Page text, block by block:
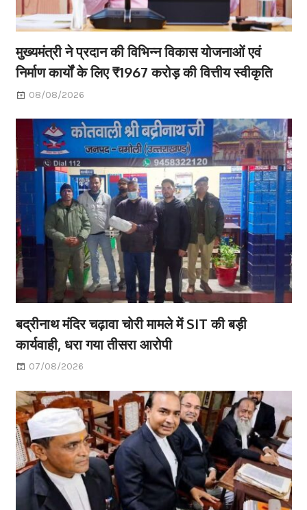
मुख्यमंत्री ने प्रदान की विभिन्न विकास योजनाओं एवं
निर्माण कार्यों के लिए ₹1967 करोड़ की वित्तीय स्वीकृति
08/08/2026
बद्रीनाथ मंदिर चढ़ावा चोरी मामले में SIT की बड़ी
कार्यवाही, धरा गया तीसरा आरोपी
07/08/2026